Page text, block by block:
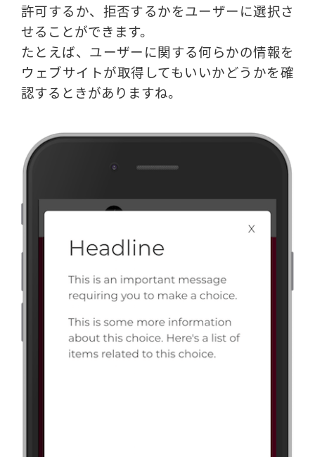
許可するか、拒否するかをユーザーに選択さ
せることができます。
たとえば、ユーザーに関する何らかの情報を
ウェブサイトが取得してもいいかどうかを確
認するときがありますね。